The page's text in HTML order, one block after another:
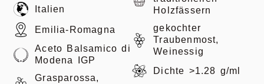
Italien
Emilia-Romagna
Aceto Balsamico di
Modena IGP
Grasparossa,
Holzfässern
gekochter
Traubenmost,
Weinessig
Dichte >1.28 g/ml